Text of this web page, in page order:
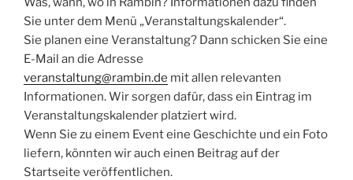
Sie unter dem Menü „Veranstaltungskalender“.
Sie planen eine Veranstaltung? Dann schicken Sie eine
E-Mail an die Adresse
veranstaltung@rambin.de mit allen relevanten
Informationen. Wir sorgen dafür, dass ein Eintrag im
Veranstaltungskalender platziert wird.
Wenn Sie zu einem Event eine Geschichte und ein Foto
liefern, könnten wir auch einen Beitrag auf der
Startseite veröffentlichen.